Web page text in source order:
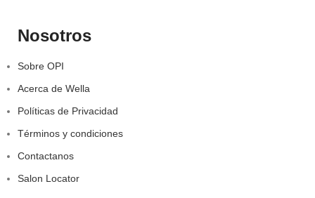
Nosotros
Sobre OPI
Acerca de Wella
Políticas de Privacidad
Términos y condiciones
Contactanos
Salon Locator